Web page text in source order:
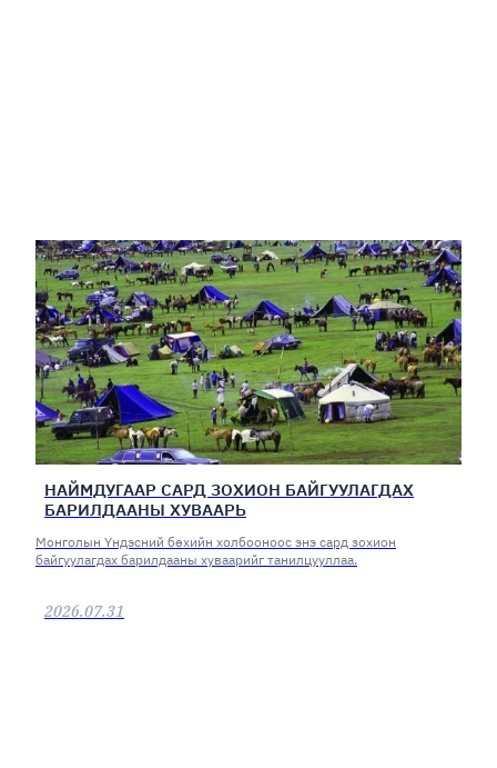
НАЙМДУГААР САРД ЗОХИОН БАЙГУУЛАГДАХ
БАРИЛДААНЫ ХУВААРЬ
Монголын Үндэсний бөхийн холбооноос энэ сард зохион
байгуулагдах барилдааны хуваарийг танилцууллаа.
2026.07.31